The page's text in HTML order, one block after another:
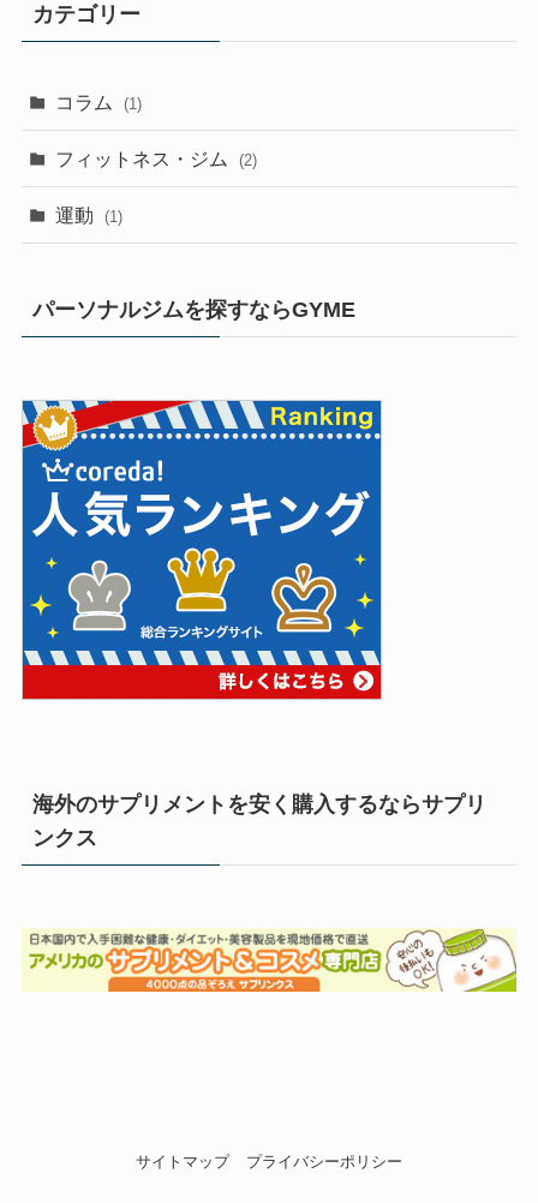
カテゴリー
コラム (1)
フィットネス・ジム (2)
運動 (1)
パーソナルジムを探すならGYME
海外のサプリメントを安く購入するならサプリ
ンクス
サイトマップ プライバシーポリシー